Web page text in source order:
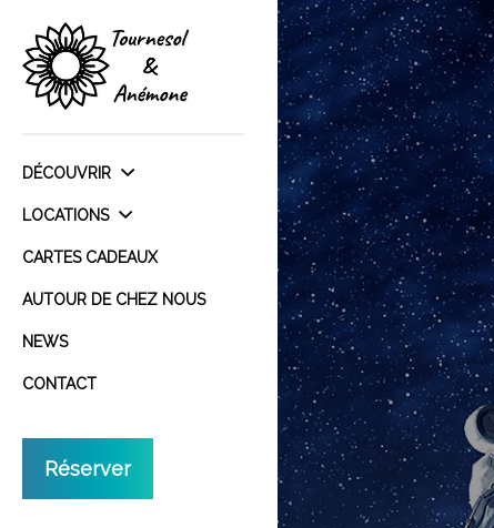
DÉCOUVRIR
LOCATIONS
CARTES CADEAUX
AUTOUR DE CHEZ NOUS
NEWS
CONTACT
Réserver